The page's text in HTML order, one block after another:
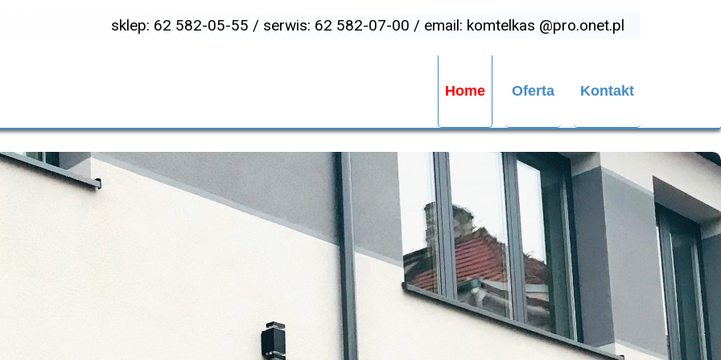
sklep: 62 582-05-55 / serwis: 62 582-07-00 / email: komtelkas @pro.onet.pl
Home Oferta Kontakt